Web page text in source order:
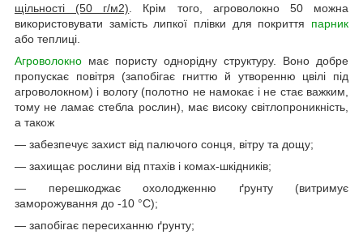
щільності (50 г/м2) . Крім того, агроволокно 50 можна
використовувати замість липкої плівки для покриття парник
або теплиці.
Агроволокно має пористу однорідну структуру. Воно добре
пропускає повітря (запобігає гниттю й утворенню цвілі під
агроволокном) і вологу (полотно не намокає і не стає важким,
тому не ламає стебла рослин), має високу світлопроникність,
а також
— забезпечує захист від палючого сонця, вітру та дощу;
— захищає рослини від птахів і комах-шкідників;
— перешкоджає охолодженню ґрунту (витримує
заморожування до -10 °C);
— запобігає пересиханню ґрунту;